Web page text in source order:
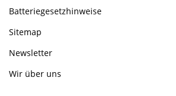
Batteriegesetzhinweise
Sitemap
Newsletter
Wir über uns